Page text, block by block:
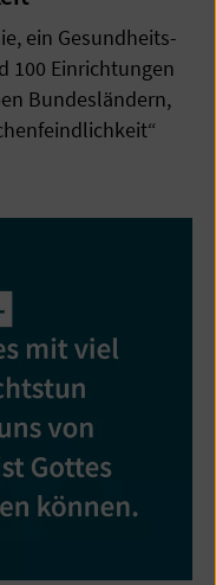
ein Gesundheits-
100 Einrichtungen
Bundesländern,